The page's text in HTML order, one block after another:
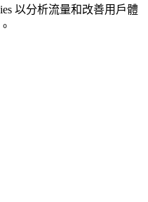
以分析流量和改善用戶體
。